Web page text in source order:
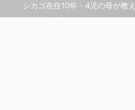
シカゴ在住10年・4児の母が教